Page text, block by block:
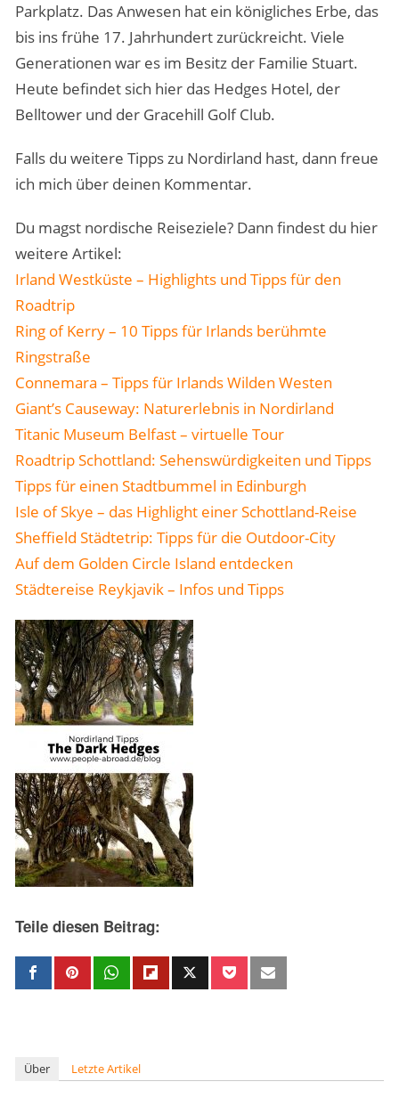
Parkplatz. Das Anwesen hat ein königliches Erbe, das
bis ins frühe 17. Jahrhundert zurückreicht. Viele
Generationen war es im Besitz der Familie Stuart.
Heute befindet sich hier das Hedges Hotel, der
Belltower und der Gracehill Golf Club.
Falls du weitere Tipps zu Nordirland hast, dann freue
ich mich über deinen Kommentar.
Du magst nordische Reiseziele? Dann findest du hier
weitere Artikel:
Irland Westküste – Highlights und Tipps für den
Roadtrip
Ring of Kerry – 10 Tipps für Irlands berühmte
Ringstraße
Connemara – Tipps für Irlands Wilden Westen
Giant’s Causeway: Naturerlebnis in Nordirland
Titanic Museum Belfast – virtuelle Tour
Roadtrip Schottland: Sehenswürdigkeiten und Tipps
Tipps für einen Stadtbummel in Edinburgh
Isle of Skye – das Highlight einer Schottland-Reise
Sheffield Städtetrip: Tipps für die Outdoor-City
Auf dem Golden Circle Island entdecken
Städtereise Reykjavik – Infos und Tipps
Teile diesen Beitrag:
Über Letzte Artikel